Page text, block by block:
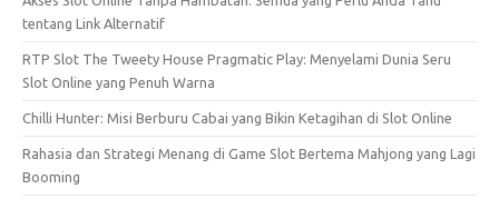
tentang Link Alternatif
RTP Slot The Tweety House Pragmatic Play: Menyelami Dunia Seru
Slot Online yang Penuh Warna
Chilli Hunter: Misi Berburu Cabai yang Bikin Ketagihan di Slot Online
Rahasia dan Strategi Menang di Game Slot Bertema Mahjong yang Lagi
Booming